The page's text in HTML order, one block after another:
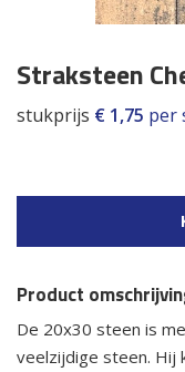
Straksteen
stukprijs € 1,75 per
Product
De 20x30 steen is
veelzijdige steen. Hij